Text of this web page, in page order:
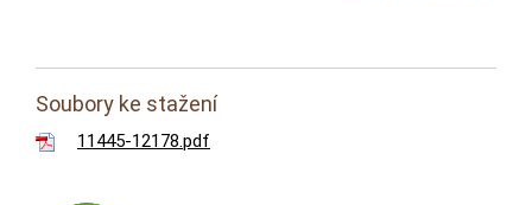
Soubory ke stažení
11445-12178.pdf